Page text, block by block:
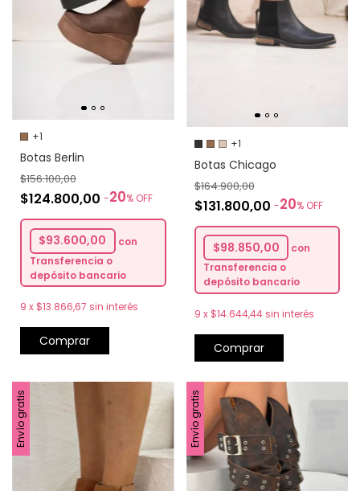
+1
Botas Berlin
$124.800,00 -20% OFF
$156.100,00
$93.600,00
con
Transferencia o
depósito bancario
9 x $13.866,67 sin interés
Comprar
+1
Botas Chicago
$131.800,00 -20% OFF
$164.900,00
$98.850,00
con
Transferencia o
depósito bancario
9 x $14.644,44 sin interés
Comprar
Envío gratis Envío gratis